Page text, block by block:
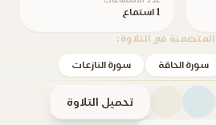
1 استماع
المتضمنة في التلاوة:
سورة الحاقة سورة النازعات
تحميل التلاوة